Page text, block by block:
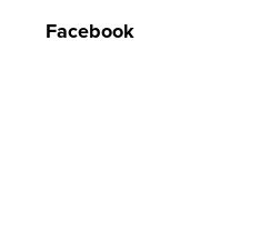
Facebook